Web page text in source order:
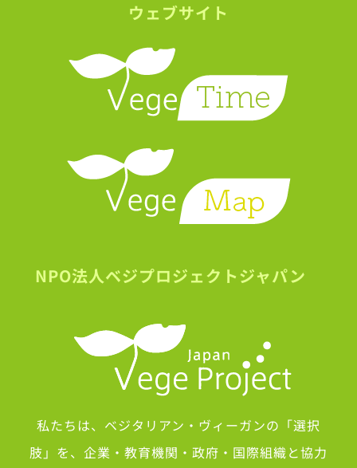
ウェブサイト
NPO法人ベジプロジェクトジャパン
私たちは、ベジタリアン・ヴィーガンの「選択
肢」を、企業・教育機関・政府・国際組織と協力